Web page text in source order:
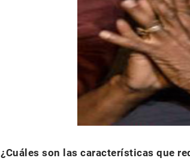
¿Cuáles son las características que